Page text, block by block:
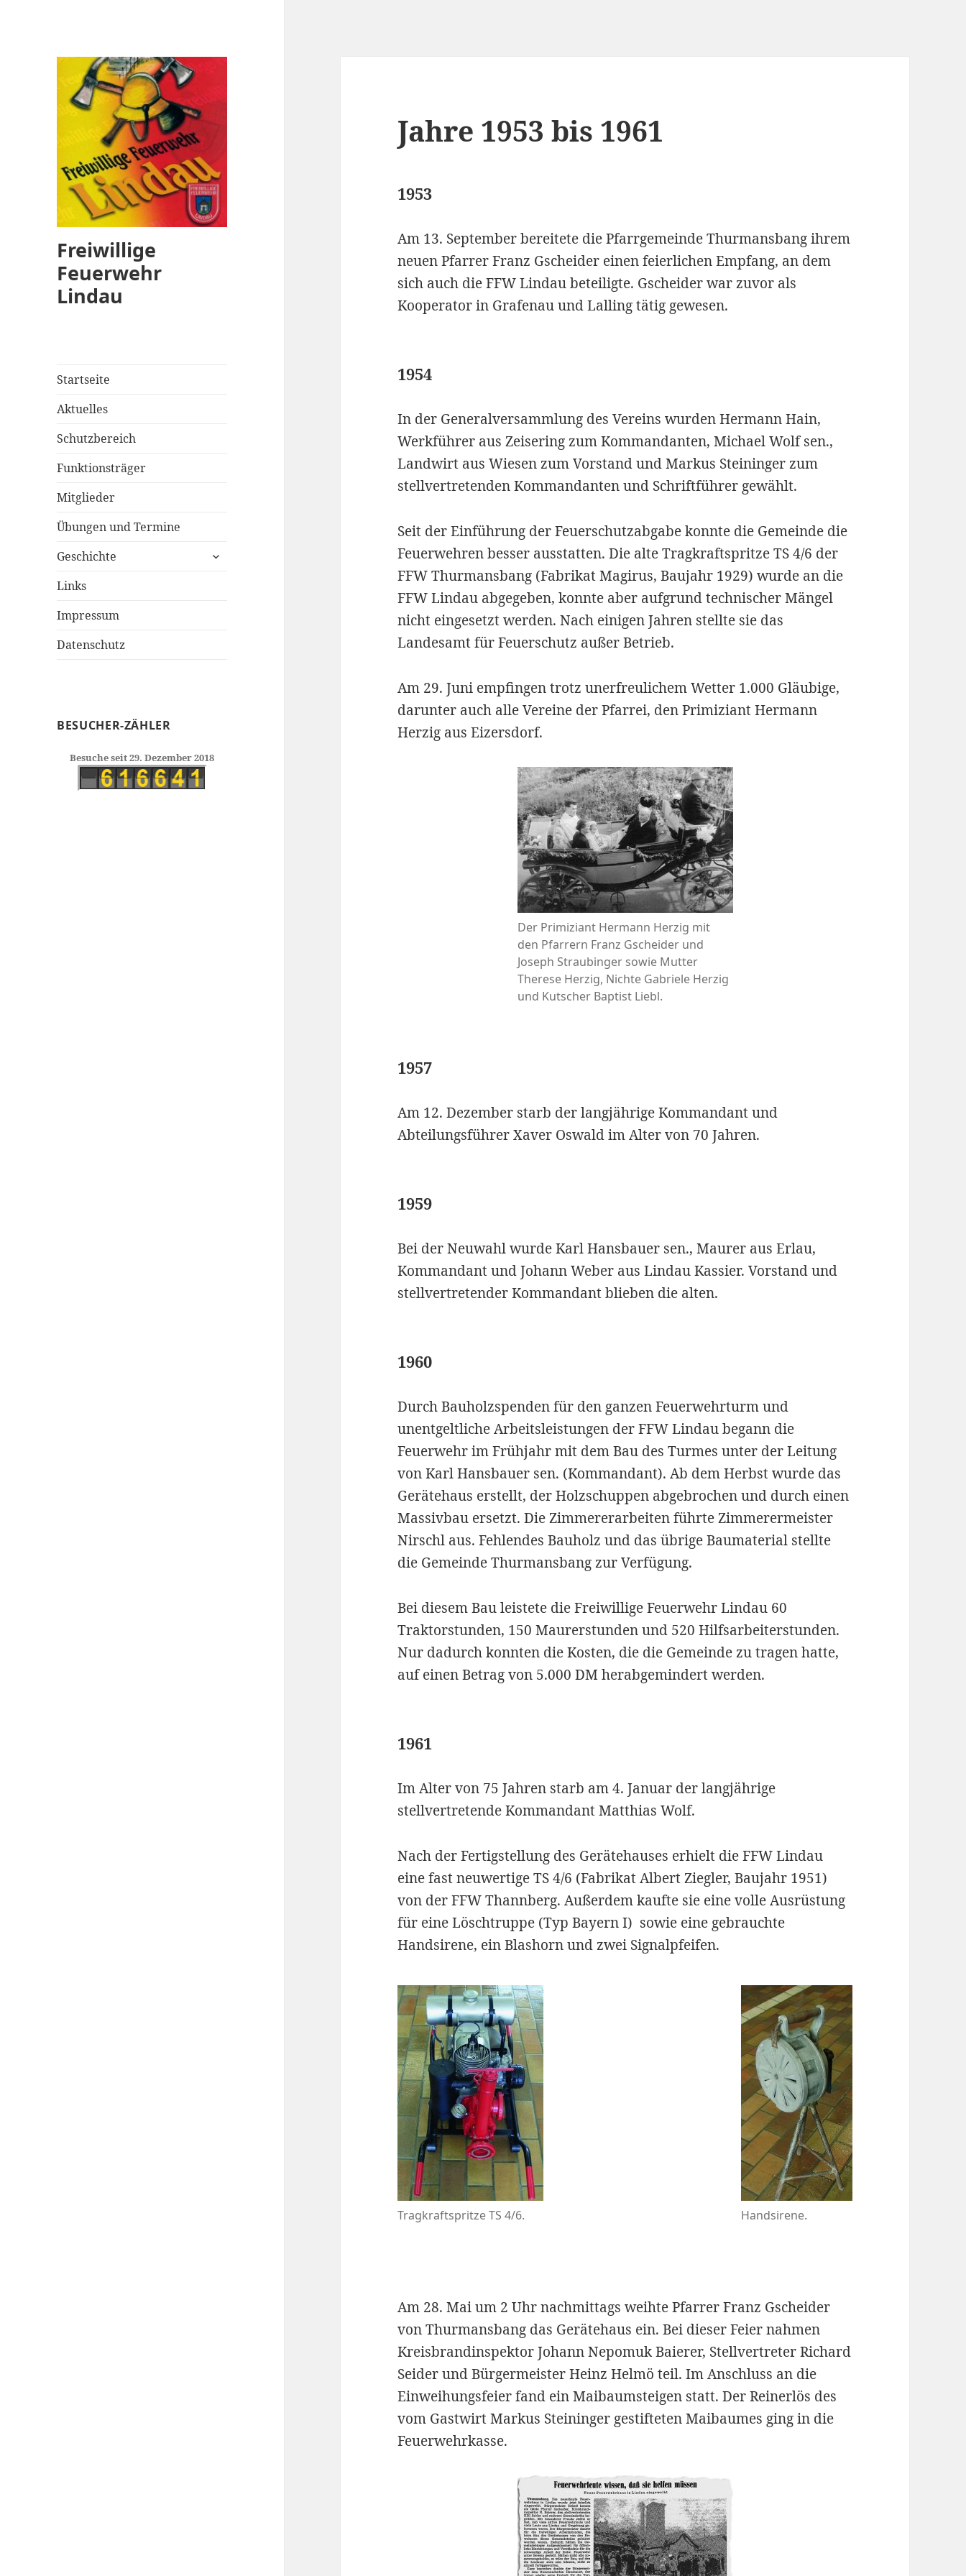
Freiwillige
Feuerwehr
Lindau
Startseite
Aktuelles
Schutzbereich
Funktionsträger
Mitglieder
Übungen und Termine
Geschichte
untermenü
Links
Impressum
Datenschutz
BESUCHER-ZÄHLER
Besuche seit 29. Dezember 2018
Jahre 1953 bis 1961
1953
Am 13. September bereitete die Pfarrgemeinde Thurmansbang ihrem
neuen Pfarrer Franz Gscheider einen feierlichen Empfang, an dem
sich auch die FFW Lindau beteiligte. Gscheider war zuvor als
Kooperator in Grafenau und Lalling tätig gewesen.
1954
In der Generalversammlung des Vereins wurden Hermann Hain,
Werkführer aus Zeisering zum Kommandanten, Michael Wolf sen.,
Landwirt aus Wiesen zum Vorstand und Markus Steininger zum
stellvertretenden Kommandanten und Schriftführer gewählt.
Seit der Einführung der Feuerschutzabgabe konnte die Gemeinde die
Feuerwehren besser ausstatten. Die alte Tragkraftspritze TS 4/6 der
FFW Thurmansbang (Fabrikat Magirus, Baujahr 1929) wurde an die
FFW Lindau abgegeben, konnte aber aufgrund technischer Mängel
nicht eingesetzt werden. Nach einigen Jahren stellte sie das
Landesamt für Feuerschutz außer Betrieb.
Am 29. Juni empfingen trotz unerfreulichem Wetter 1.000 Gläubige,
darunter auch alle Vereine der Pfarrei, den Primiziant Hermann
Herzig aus Eizersdorf.
Der Primiziant Hermann Herzig mit
den Pfarrern Franz Gscheider und
Joseph Straubinger sowie Mutter
Therese Herzig, Nichte Gabriele Herzig
und Kutscher Baptist Liebl.
1957
Am 12. Dezember starb der langjährige Kommandant und
Abteilungsführer Xaver Oswald im Alter von 70 Jahren.
1959
Bei der Neuwahl wurde Karl Hansbauer sen., Maurer aus Erlau,
Kommandant und Johann Weber aus Lindau Kassier. Vorstand und
stellvertretender Kommandant blieben die alten.
1960
Durch Bauholzspenden für den ganzen Feuerwehrturm und
unentgeltliche Arbeitsleistungen der FFW Lindau begann die
Feuerwehr im Frühjahr mit dem Bau des Turmes unter der Leitung
von Karl Hansbauer sen. (Kommandant). Ab dem Herbst wurde das
Gerätehaus erstellt, der Holzschuppen abgebrochen und durch einen
Massivbau ersetzt. Die Zimmererarbeiten führte Zimmerermeister
Nirschl aus. Fehlendes Bauholz und das übrige Baumaterial stellte
die Gemeinde Thurmansbang zur Verfügung.
Bei diesem Bau leistete die Freiwillige Feuerwehr Lindau 60
Traktorstunden, 150 Maurerstunden und 520 Hilfsarbeiterstunden.
Nur dadurch konnten die Kosten, die die Gemeinde zu tragen hatte,
auf einen Betrag von 5.000 DM herabgemindert werden.
1961
Im Alter von 75 Jahren starb am 4. Januar der langjährige
stellvertretende Kommandant Matthias Wolf.
Nach der Fertigstellung des Gerätehauses erhielt die FFW Lindau
eine fast neuwertige TS 4/6 (Fabrikat Albert Ziegler, Baujahr 1951)
von der FFW Thannberg. Außerdem kaufte sie eine volle Ausrüstung
für eine Löschtruppe (Typ Bayern I) sowie eine gebrauchte
Handsirene, ein Blashorn und zwei Signalpfeifen.
Tragkraftspritze TS 4/6. Handsirene.
Am 28. Mai um 2 Uhr nachmittags weihte Pfarrer Franz Gscheider
von Thurmansbang das Gerätehaus ein. Bei dieser Feier nahmen
Kreisbrandinspektor Johann Nepomuk Baierer, Stellvertreter Richard
Seider und Bürgermeister Heinz Helmö teil. Im Anschluss an die
Einweihungsfeier fand ein Maibaumsteigen statt. Der Reinerlös des
vom Gastwirt Markus Steininger gestifteten Maibaumes ging in die
Feuerwehrkasse.